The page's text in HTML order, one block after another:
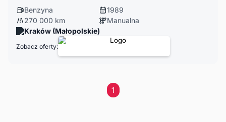
Benzyna
1989
270 000 km
Manualna
Kraków (Małopolskie)
Zobacz oferty:
1